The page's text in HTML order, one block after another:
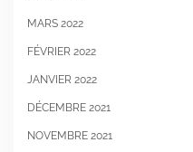
MARS 2022
FÉVRIER 2022
JANVIER 2022
DÉCEMBRE 2021
NOVEMBRE 2021